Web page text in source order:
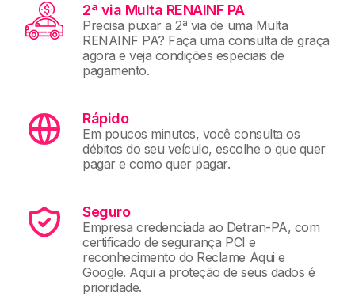
2ª via Multa RENAINF PA
Precisa puxar a 2ª via de uma Multa
RENAINF PA? Faça uma consulta de graça
agora e veja condições especiais de
pagamento.
Rápido
Em poucos minutos, você consulta os
débitos do seu veículo, escolhe o que quer
pagar e como quer pagar.
Seguro
Empresa credenciada ao Detran-PA, com
certificado de segurança PCI e
reconhecimento do Reclame Aqui e
Google. Aqui a proteção de seus dados é
prioridade.